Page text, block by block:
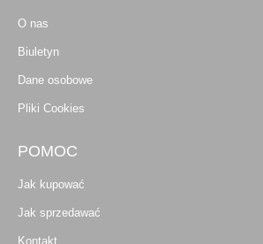
O nas
Biuletyn
Dane osobowe
Pliki Cookies
POMOC
Jak kupować
Jak sprzedawać
Kontakt